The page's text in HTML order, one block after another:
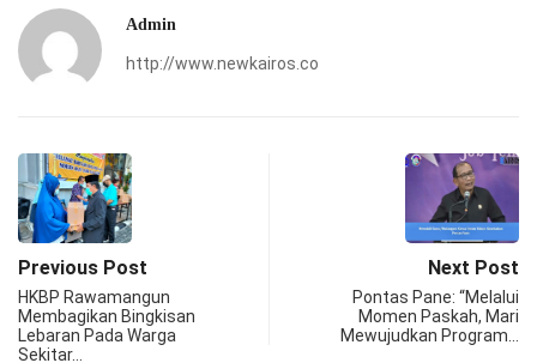
Admin
http://www.newkairos.co
Previous Post
HKBP Rawamangun
Membagikan Bingkisan
Lebaran Pada Warga
Sekitar…
Next Post
Pontas Pane: “Melalui
Momen Paskah, Mari
Mewujudkan Program…